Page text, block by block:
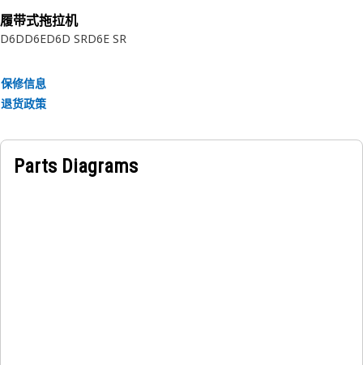
履带式拖拉机
D6DD6ED6D SRD6E SR
保修信息
退货政策
Parts Diagrams